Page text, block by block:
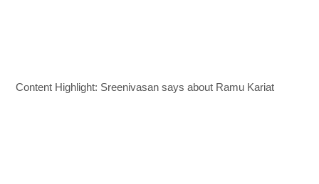
Content Highlight: Sreenivasan says about Ramu Kariat